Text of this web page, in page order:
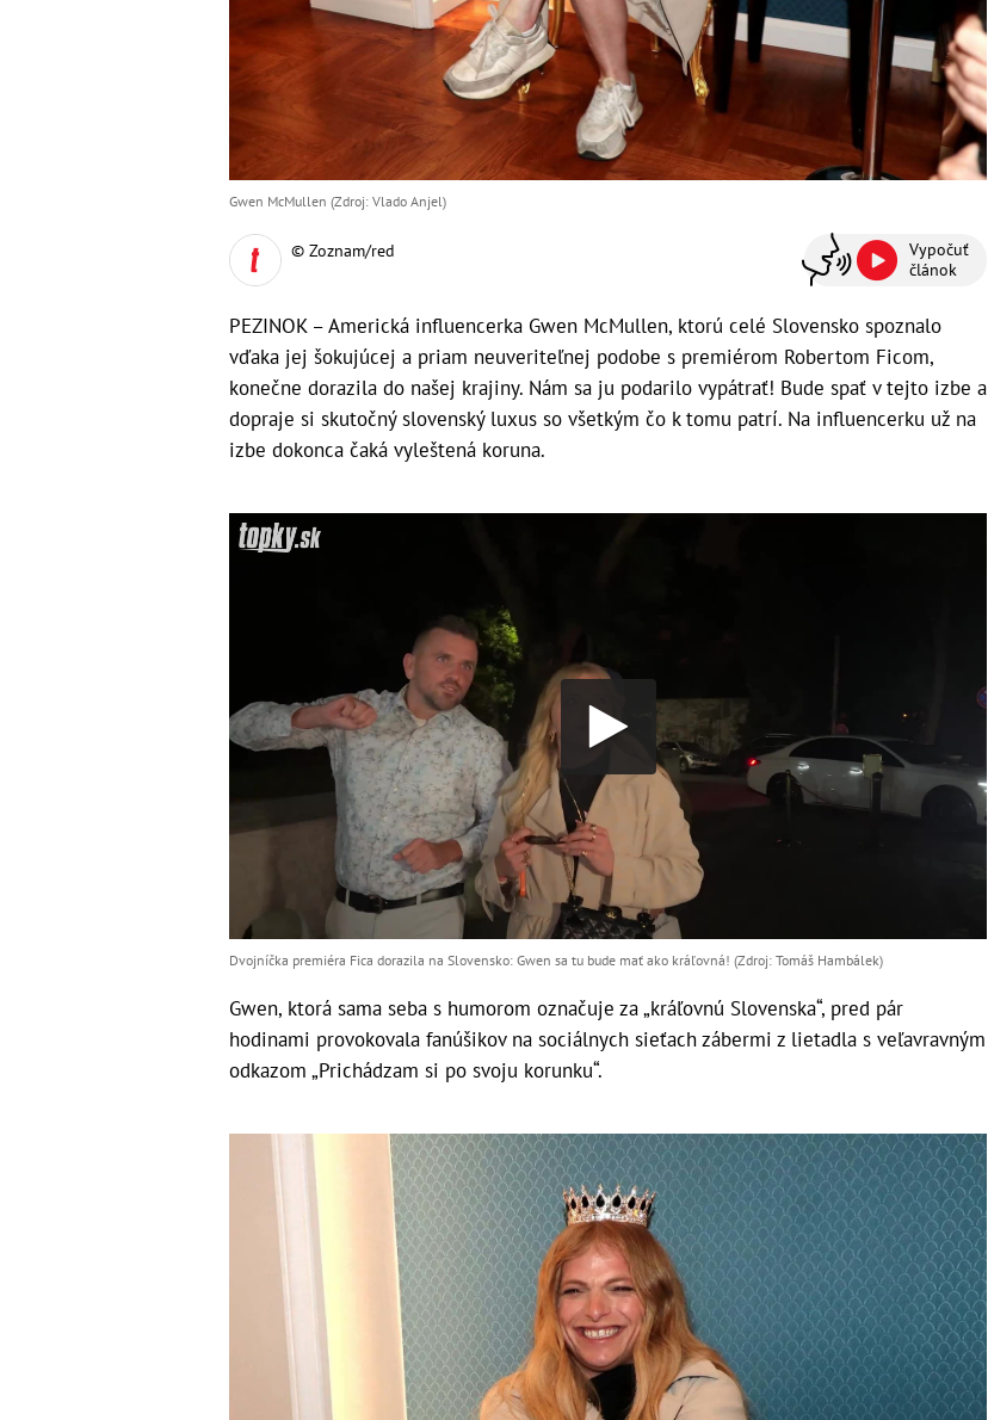
Gwen McMullen (Zdroj: Vlado Anjel)
© Zoznam/red
Vypočuť
článok
PEZINOK – Americká influencerka Gwen McMullen, ktorú celé Slovensko spoznalo
vďaka jej šokujúcej a priam neuveriteľnej podobe s premiérom Robertom Ficom,
konečne dorazila do našej krajiny. Nám sa ju podarilo vypátrať! Bude spať v tejto izbe a
dopraje si skutočný slovenský luxus so všetkým čo k tomu patrí. Na influencerku už na
izbe dokonca čaká vyleštená koruna.
Dvojníčka premiéra Fica dorazila na Slovensko: Gwen sa tu bude mať ako kráľovná! (Zdroj: Tomáš Hambálek)
Gwen, ktorá sama seba s humorom označuje za „kráľovnú Slovenska“, pred pár
hodinami provokovala fanúšikov na sociálnych sieťach zábermi z lietadla s veľavravným
odkazom „Prichádzam si po svoju korunku“.